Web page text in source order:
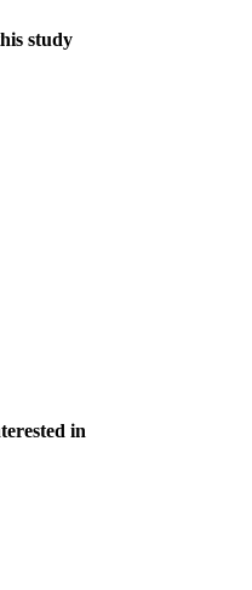
study
in